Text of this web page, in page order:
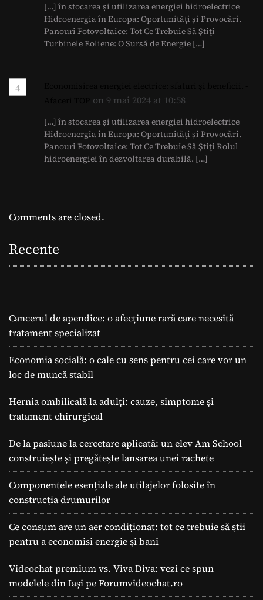
[…] în stocarea și utilizarea energiei hidroelectrice
Hidroenergia în Europa: Oportunități și Provocări.
Panouri Fotovoltaice: Tot Ce Trebuie Să Ştiţi
Turbinele Eoliene: O Sursă de Energie […]
4
on 9 mai 2024 at 10:58
[…] în stocarea și utilizarea energiei hidroelectrice
Hidroenergia în Europa: Oportunități și Provocări.
Panouri Fotovoltaice: Tot Ce Trebuie Să Ştiţi Rolul
hidroenergiei în dezvoltarea durabilă. […]
Comments are closed.
Recente
Cancerul de apendice: o afecțiune rară care necesită
tratament specializat
Economia socială: o cale cu sens pentru cei care vor un
loc de muncă stabil
Hernia ombilicală la adulți: cauze, simptome și
tratament chirurgical
De la pasiune la cercetare aplicată: un elev Am School
construiește și pregătește lansarea unei rachete
Componentele esențiale ale utilajelor folosite în
construcția drumurilor
Ce consum are un aer condiționat: tot ce trebuie să știi
pentru a economisi energie și bani
Videochat premium vs. Viva Diva: vezi ce spun
modelele din Iași pe Forumvideochat.ro